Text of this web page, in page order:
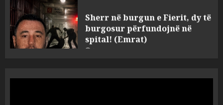
4
spital! (Emrat)
AUGUST 8, 2026